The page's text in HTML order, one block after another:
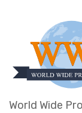
World Wide